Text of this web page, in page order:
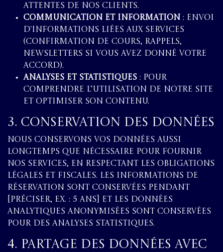
attentes de nos clients.
Communication et information : envoi
d'informations liées aux services
(confirmation de cours, rappels,
newsletters si vous avez donné votre
accord).
Analyses et statistiques : pour
comprendre l’utilisation de notre site
et optimiser son contenu.
3. Conservation des Données
Nous conservons vos données aussi
longtemps que nécessaire pour fournir
nos services, en respectant les obligations
légales et fiscales. Les informations de
réservation sont conservées pendant
[préciser, ex. : 5 ans] et les données
analytiques anonymisées sont conservées
pour des analyses statistiques.
4. Partage des Données avec